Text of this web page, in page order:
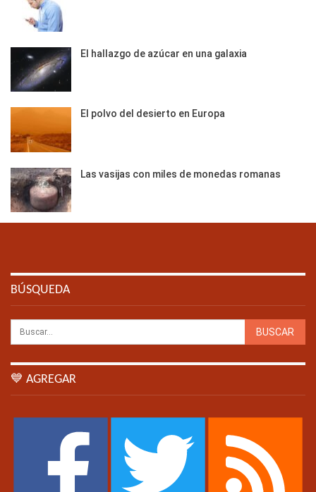
El hallazgo de azúcar en una galaxia
El polvo del desierto en Europa
Las vasijas con miles de monedas romanas
BÚSQUEDA
💙 AGREGAR